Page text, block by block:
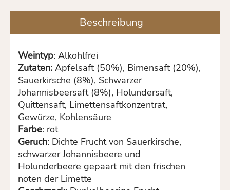
Beschreibung
Weintyp: Alkohlfrei
Zutaten: Apfelsaft (50%), Birnensaft (20%),
Sauerkirsche (8%), Schwarzer
Johannisbeersaft (8%), Holundersaft,
Quittensaft, Limettensaftkonzentrat,
Gewürze, Kohlensäure
Farbe: rot
Geruch: Dichte Frucht von Sauerkirsche,
schwarzer Johannisbeere und
Holunderbeere gepaart mit den frischen
noten der Limette